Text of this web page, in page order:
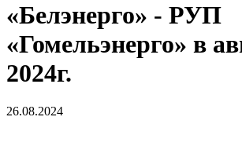
«Белэнерго» - РУП
«Гомельэнерго» в
2024г.
26.08.2024